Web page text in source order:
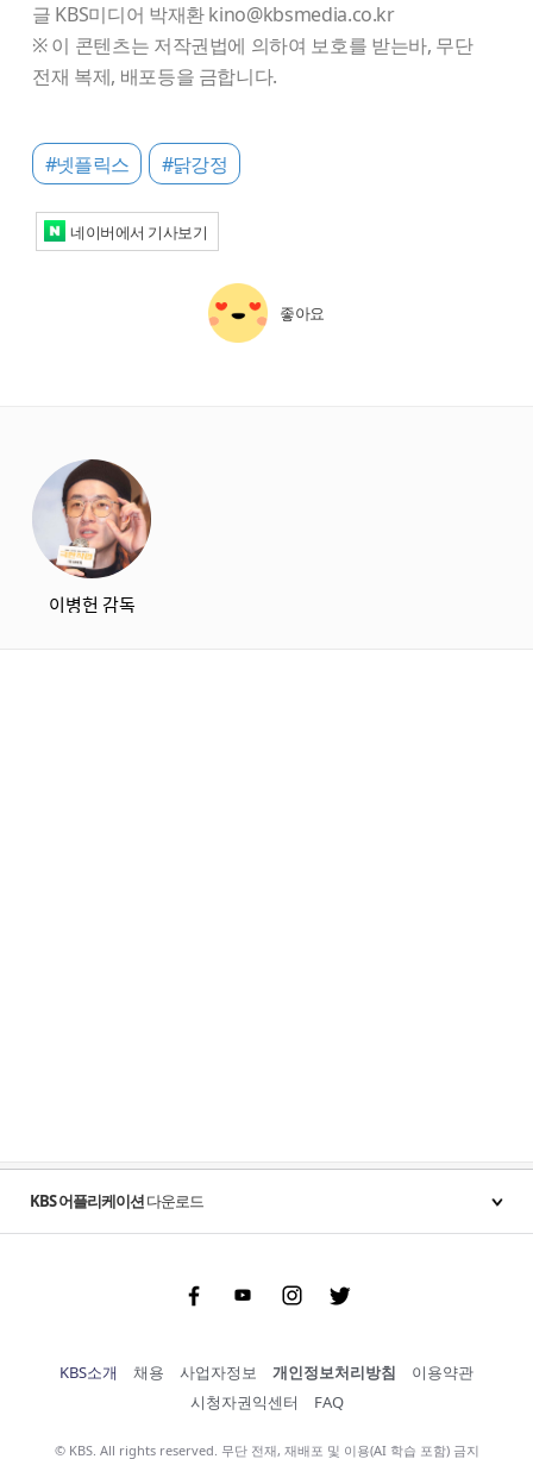
글 KBS미디어 박재환 kino@kbsmedia.co.kr
※ 이 콘텐츠는 저작권법에 의하여 보호를 받는바, 무단
전재 복제, 배포등을 금합니다.
#넷플릭스 #닭강정
네이버에서 기사보기
좋아요
이병헌 감독
KBS 어플리케이션다운로드
FacebookYoutubeInstgram Twitter
KBS소개 채용 사업자정보 개인정보처리방침
이용약관
시청자권익센터
FAQ
© KBS. All rights reserved. 무단 전재, 재배포 및 이용(AI 학습 포함) 금지